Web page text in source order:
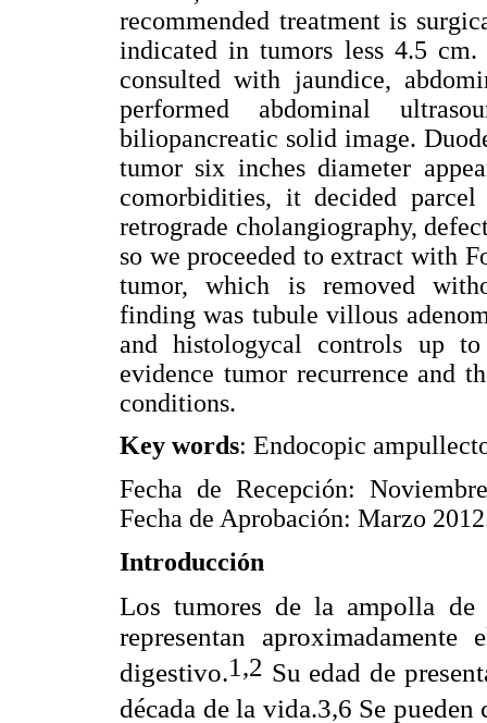
recommended treatment is
indicated in tumors less 4.5
consulted with jaundice,
performed abdominal
biliopancreatic solid image.
tumor six inches diameter
comorbidities, it decided parcel
retrograde cholangiography,
so we proceeded to extract with
tumor, which is removed
finding was tubule villous
and histologycal controls up
evidence tumor recurrence and
conditions.
Key words: Endocopic
Fecha de Recepción:
Fecha de Aprobación: Marzo
Introducción
Los tumores de la ampolla de
representan
digestivo.1,2 Su edad de
década de la vida.3,6 Se